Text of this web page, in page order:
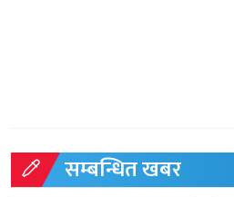
सम्बन्धित खबर